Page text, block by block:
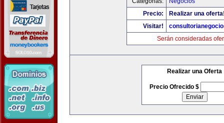
Precio:
Realizar una
Visitar!
Serán consideradas
Realizar una Oferta
Precio Ofrecido $